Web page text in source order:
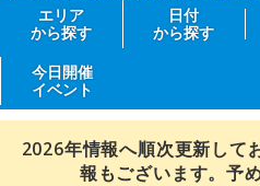
エリア
から探す
日付
から探す
今日開催
イベント
2026年情報へ順次更新して
報もございます。予